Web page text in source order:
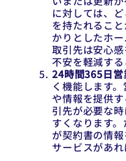
に対しては、
を持たれるこ
かりとしたホー
取引先は安心
不安を軽減する
24時間365日営
く機能します
や情報を提供
引先が必要な
すくなります
が契約書の情
サービスがあれ